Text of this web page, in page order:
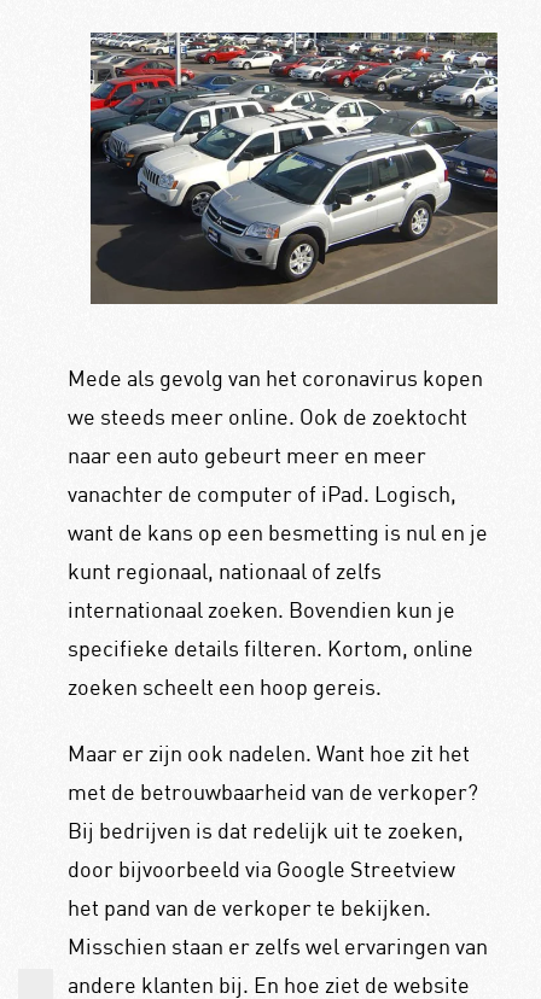
Mede als gevolg van het coronavirus kopen
we steeds meer online. Ook de zoektocht
naar een auto gebeurt meer en meer
vanachter de computer of iPad. Logisch,
want de kans op een besmetting is nul en je
kunt regionaal, nationaal of zelfs
internationaal zoeken. Bovendien kun je
specifieke details filteren. Kortom, online
zoeken scheelt een hoop gereis.
Maar er zijn ook nadelen. Want hoe zit het
met de betrouwbaarheid van de verkoper?
Bij bedrijven is dat redelijk uit te zoeken,
door bijvoorbeeld via Google Streetview
het pand van de verkoper te bekijken.
Misschien staan er zelfs wel ervaringen van
andere klanten bij. En hoe ziet de website